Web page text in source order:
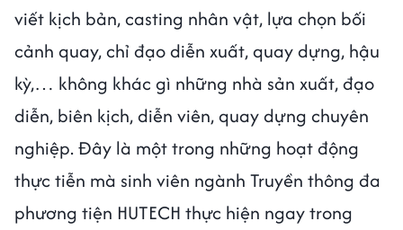
viết kịch bản, casting nhân vật, lựa chọn bối
cảnh quay, chỉ đạo diễn xuất, quay dựng, hậu
kỳ,… không khác gì những nhà sản xuất, đạo
diễn, biên kịch, diễn viên, quay dựng chuyên
nghiệp. Đây là một trong những hoạt động
thực tiễn mà sinh viên ngành Truyền thông đa
phương tiện HUTECH thực hiện ngay trong